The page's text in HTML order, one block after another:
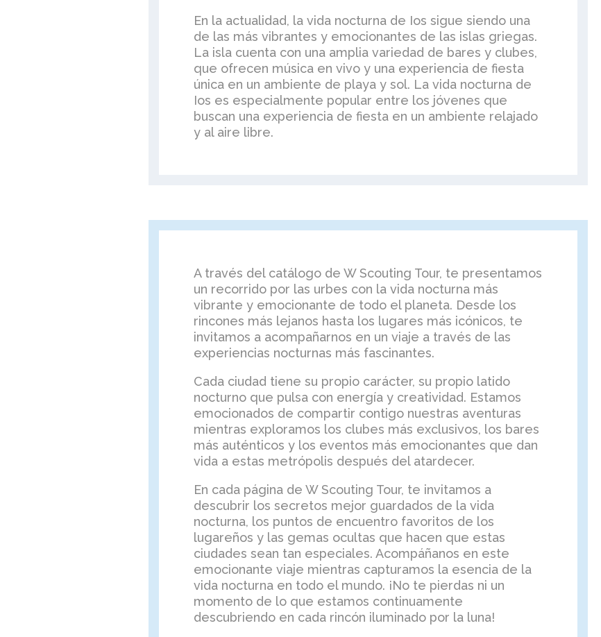
En la actualidad, la vida nocturna de Ios sigue siendo una
de las más vibrantes y emocionantes de las islas griegas.
La isla cuenta con una amplia variedad de bares y clubes,
que ofrecen música en vivo y una experiencia de fiesta
única en un ambiente de playa y sol. La vida nocturna de
Ios es especialmente popular entre los jóvenes que
buscan una experiencia de fiesta en un ambiente relajado
y al aire libre.
A través del catálogo de W Scouting Tour, te presentamos
un recorrido por las urbes con la vida nocturna más
vibrante y emocionante de todo el planeta. Desde los
rincones más lejanos hasta los lugares más icónicos, te
invitamos a acompañarnos en un viaje a través de las
experiencias nocturnas más fascinantes.
Cada ciudad tiene su propio carácter, su propio latido
nocturno que pulsa con energía y creatividad. Estamos
emocionados de compartir contigo nuestras aventuras
mientras exploramos los clubes más exclusivos, los bares
más auténticos y los eventos más emocionantes que dan
vida a estas metrópolis después del atardecer.
En cada página de W Scouting Tour, te invitamos a
descubrir los secretos mejor guardados de la vida
nocturna, los puntos de encuentro favoritos de los
lugareños y las gemas ocultas que hacen que estas
ciudades sean tan especiales. Acompáñanos en este
emocionante viaje mientras capturamos la esencia de la
vida nocturna en todo el mundo. ¡No te pierdas ni un
momento de lo que estamos continuamente
descubriendo en cada rincón iluminado por la luna!